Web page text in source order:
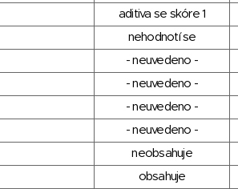
aditiva se skóre 1
nehodnotí se
- neuvedeno -
- neuvedeno -
- neuvedeno -
- neuvedeno -
neobsahuje
obsahuje